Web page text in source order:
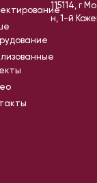
115114, г
н, 1-й